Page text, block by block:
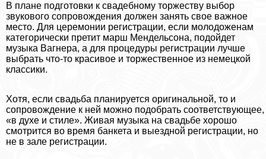
В плане подготовки к свадебному торжеству выбор
звукового сопровождения должен занять свое важное
место. Для церемонии регистрации, если молодоженам
категорически претит марш Мендельсона, подойдет
музыка Вагнера, а для процедуры регистрации лучше
выбрать что-то красивое и торжественное из немецкой
классики.
Хотя, если свадьба планируется оригинальной, то и
сопровождение к ней можно подобрать соответствующее,
«в духе и стиле». Живая музыка на свадьбе хорошо
смотрится во время банкета и выездной регистрации, но
не в зале регистрации.